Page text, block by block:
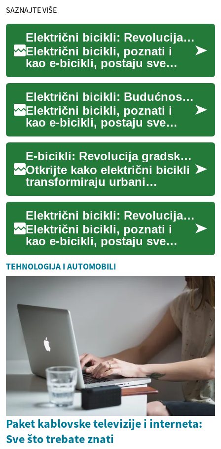
SAZNAJTE VIŠE
Električni bicikli: Revolucija gradskog prijevoza
Električni bicikli, poznati i
kao e-bicikli, postaju sve
popularniji oblik gradskog
prijevoza diljem svijeta. Ovi
ino...
Električni bicikli: Budućnost gradskog prijevoza
Električni bicikli, poznati i
kao e-bicikli, postaju sve
popularniji oblik prijevoza u
gradovima diljem svijeta. Ovi
...
E-bicikli: Revolucija gradske mobilnosti
Otkrijte kako električni bicikli
transformiraju urbani
prijevoz, nudeći ekološku
alternativu automobilima.
Istražite ...
Električni bicikli: Revolucija u gradskom prijevozu
Električni bicikli, poznati i
kao e-bicikli, postaju sve
popularniji oblik prijevoza u
gradovima diljem svijeta. Ovi
...
TEHNOLOGIJA I AUTOMOBILI
Paket kablovske televizije i interneta:
Sve što trebate znati